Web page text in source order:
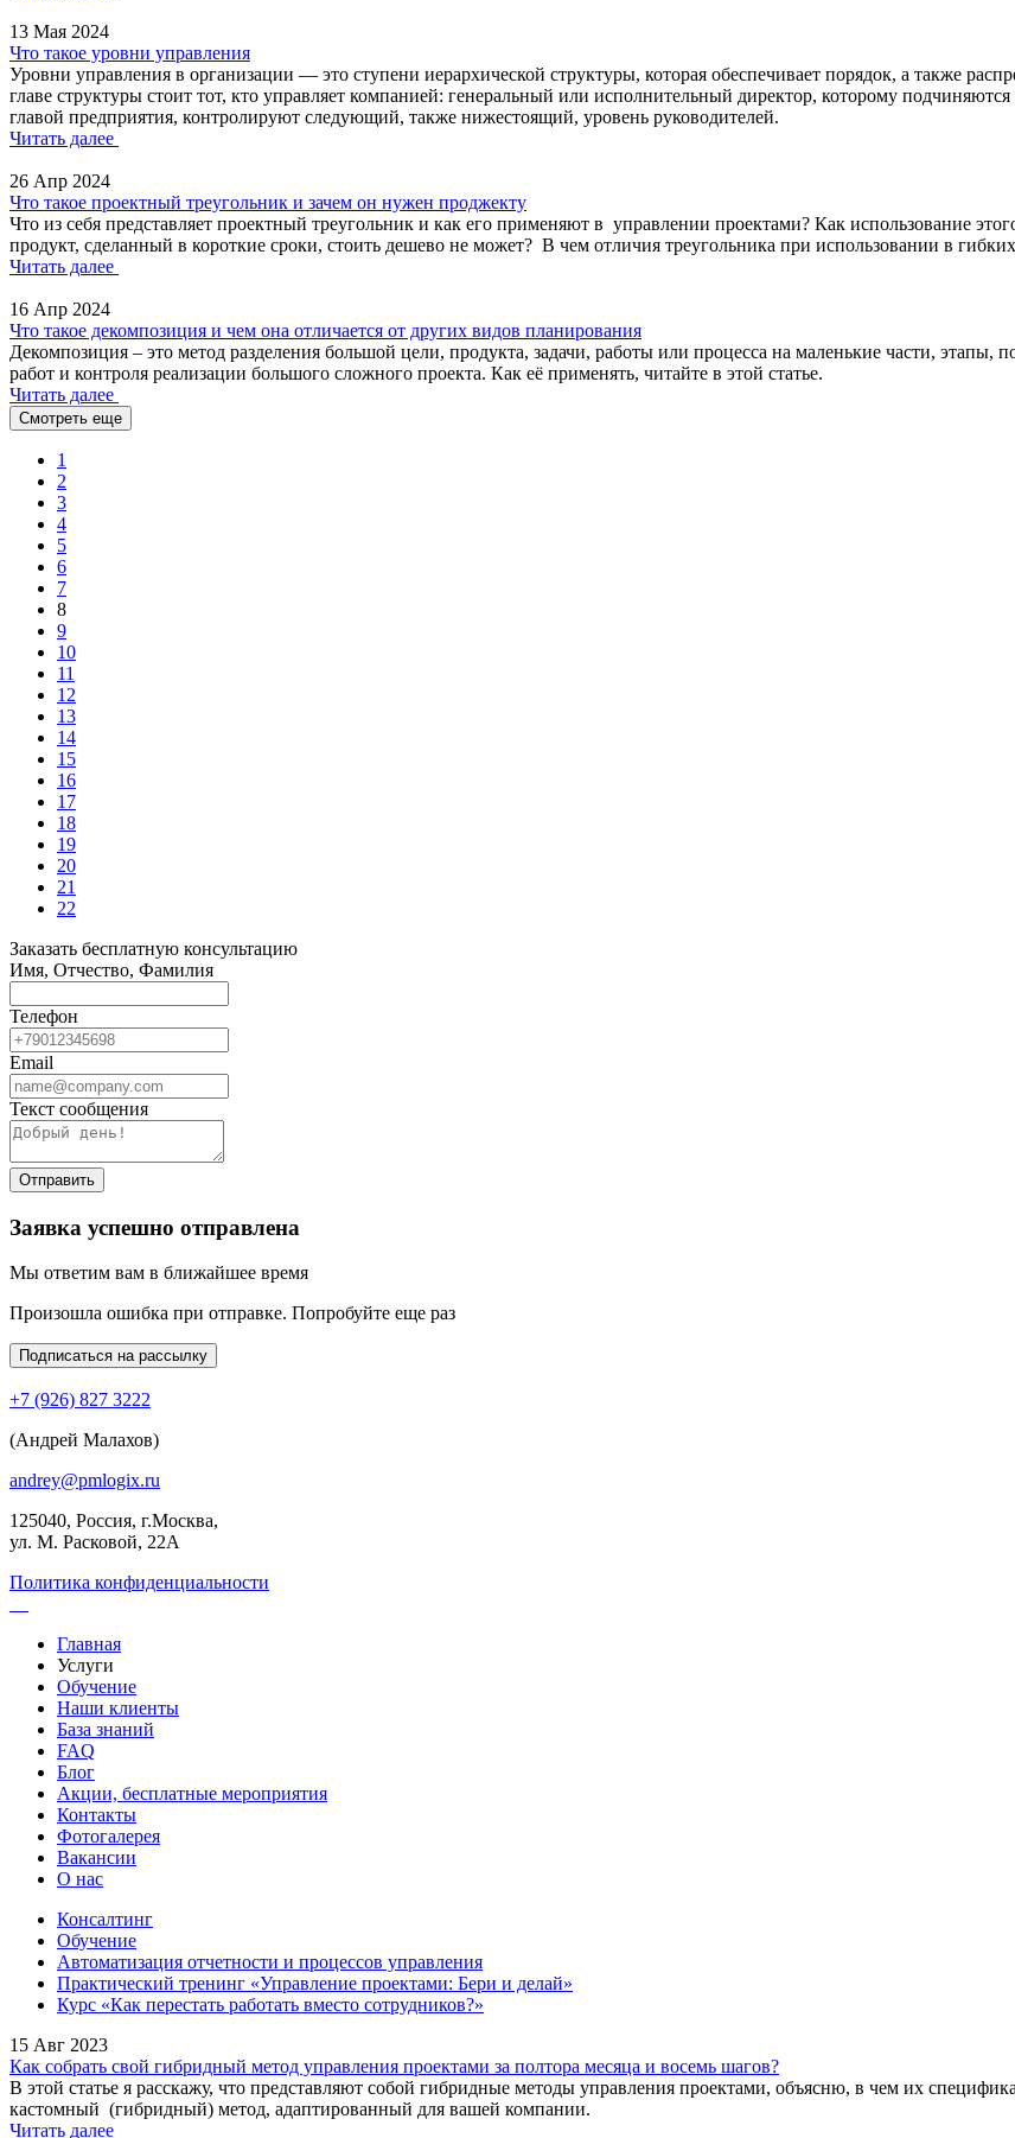
13 Мая 2024
Что такое уровни управления
Уровни управления в организации — это ступени иерархической структуры, которая обеспечивает порядок, а также
главе структуры стоит тот, кто управляет компанией: генеральный или исполнительный директор, которому
главой предприятия, контролируют следующий, также нижестоящий, уровень руководителей.
Читать далее
26 Апр 2024
Что такое проектный треугольник и зачем он нужен проджекту
Что из себя представляет проектный треугольник и как его применяют в управлении проектами? Как использование
продукт, сделанный в короткие сроки, стоить дешево не может? В чем отличия треугольника при использовании в
Читать далее
16 Апр 2024
Что такое декомпозиция и чем она отличается от других видов планирования
Декомпозиция – это метод разделения большой цели, продукта, задачи, работы или процесса на маленькие части, этапы,
работ и контроля реализации большого сложного проекта. Как её применять, читайте в этой статье.
Читать далее
Смотреть еще
1
2
3
4
5
6
7
8
9
10
11
12
13
14
15
16
17
18
19
20
21
22
Заказать бесплатную консультацию
Имя, Отчество, Фамилия
Телефон
Email
Текст сообщения
Отправить
Заявка успешно отправлена
Мы ответим вам в ближайшее время
Произошла ошибка при отправке. Попробуйте еще раз
Подписаться на рассылку
+7 (926) 827 3222
(Андрей Малахов)
andrey@pmlogix.ru
125040, Россия, г.Москва,
ул. М. Расковой, 22А
Политика конфиденциальности
Главная
Услуги
Обучение
Наши клиенты
База знаний
FAQ
Блог
Акции, бесплатные мероприятия
Контакты
Фотогалерея
Вакансии
О нас
Консалтинг
Обучение
Автоматизация отчетности и процессов управления
Практический тренинг «Управление проектами: Бери и делай»
Курс «Как перестать работать вместо сотрудников?»
15 Авг 2023
Как собрать свой гибридный метод управления проектами за полтора месяца и восемь шагов?
В этой статье я расскажу, что представляют собой гибридные методы управления проектами, объясню, в чем их
кастомный (гибридный) метод, адаптированный для вашей компании.
Читать далее